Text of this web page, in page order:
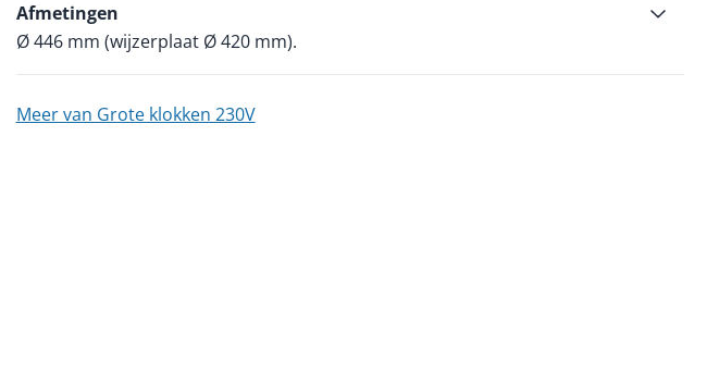
Afmetingen
Ø 446 mm (wijzerplaat Ø 420 mm).
Meer van Grote klokken 230V